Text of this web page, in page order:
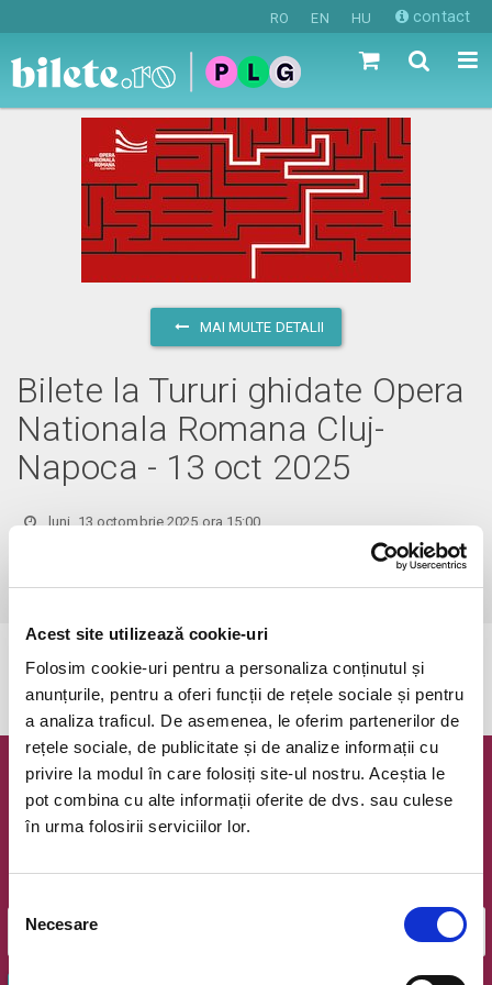
Acest site utilizează cookie-uri
Folosim cookie-uri pentru a personaliza conținutul și
anunțurile, pentru a oferi funcții de rețele sociale și pentru
a analiza traficul. De asemenea, le oferim partenerilor de
rețele sociale, de publicitate și de analize informații cu
privire la modul în care folosiți site-ul nostru. Aceștia le
pot combina cu alte informații oferite de dvs. sau culese
în urma folosirii serviciilor lor.
consimțământului
Necesare
RO EN HU contact
MAI MULTE DETALII
Bilete la Tururi ghidate Opera
Nationala Romana Cluj-
Napoca - 13 oct 2025
luni, 13 octombrie 2025 ora 15:00
vezi pe harta
Vârsta recomandată: 12+
Evenimentul a expirat.
Newsletter @ Bilete.ro
Oferte exclusive si o editie saptamanala cu cele mai noi